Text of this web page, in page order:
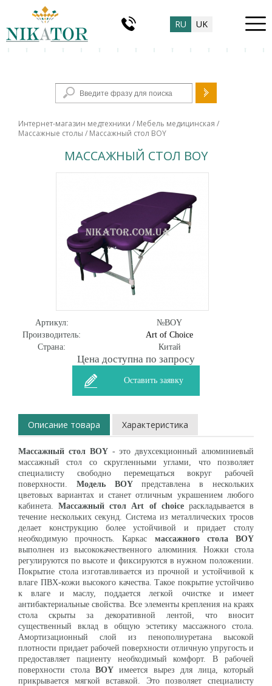
RU UK
Форма поиска
Интернет-магазин медтехники / Мебель медицинская /
Массажные столы / Массажный стол BOY
МАССАЖНЫЙ СТОЛ BOY
Артикул:
№BOY
Производитель:
Art of Choice
Страна:
Китай
Цена доступна по запросу
Оставить заявку
Описание товара Характеристика
Массажный стол BOY- это двухсекционный алюминиевый
массажный стол со скругленными углами, что позволяет
специалисту свободно перемещаться вокруг рабочей
поверхности. Модель BOY представлена в нескольких
цветовых вариантах и станет отличным украшением любого
кабинета.Массажный стол Art of choiceраскладывается в
течение нескольких секунд. Система из металлических тросов
делает конструкцию более устойчивой и придает столу
необходимую прочность. Каркас массажного стола BOY
выполнен из высококачественного алюминия. Ножки стола
регулируются по высоте и фиксируются в нужном положении.
Покрытие стола изготавливается из прочной и устойчивой к
влаге ПВХ-кожи высокого качества. Такое покрытие устойчиво
к влаге и маслу, поддается легкой очистке и имеет
антибактериальные свойства. Все элементы крепления на краях
стола скрыты за декоративной лентой, что вносит
существенный вклад в общую эстетику массажного стола.
Амортизационный слой из пенополиуретана высокой
плотности придает рабочей поверхности отличную упругость и
предоставляет пациенту необходимый комфорт. В рабочей
поверхности столаBOY имеется вырез для лица, который
прикрывается мягкой вставкой. Это позволяет специалисту